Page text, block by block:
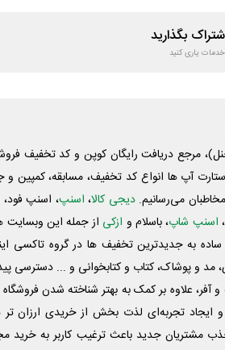
بگذارید
خدمات یاری کنید
مرجع دریافت رایگان کوپن و کد تخفیف
آپ ها انواع کد تخفیف، مسابقه، کمپین و
می‌رسانیم. دیجی کالا، اسنپ، اسنپ فود،
، اسنپ شاپ، باسلام و ازکی از جمله این وبسایت
به جدیدترین تخفیف ها در گروه تاکسی
مد و پوشاک، کتاب و کتابخوانی و ... دسترسی
و آفر، علاوه بر کمک به بهتر شناخته شدن
ایجاد تجربه‌ای لذت بخش از خریدی ارزان
مشتریان جدید باعث ترغیب کاربر به